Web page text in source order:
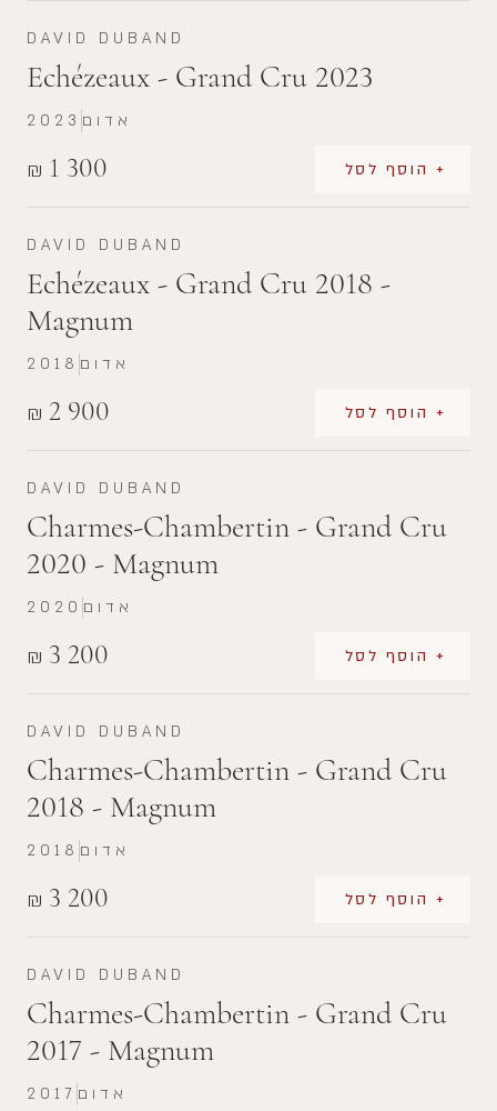
DAVID DUBAND
Echézeaux - Grand Cru 2023
₪ 1 300 + הוסף לסל
2023 אדום
DAVID DUBAND
Echézeaux - Grand Cru 2018 -
Magnum
₪ 2 900 + הוסף לסל
2018 אדום
DAVID DUBAND
Charmes-Chambertin - Grand Cru
2020 - Magnum
₪ 3 200 + הוסף לסל
2020 אדום
DAVID DUBAND
Charmes-Chambertin - Grand Cru
2018 - Magnum
₪ 3 200 + הוסף לסל
2018 אדום
DAVID DUBAND
Charmes-Chambertin - Grand Cru
2017 - Magnum
2017 אדום